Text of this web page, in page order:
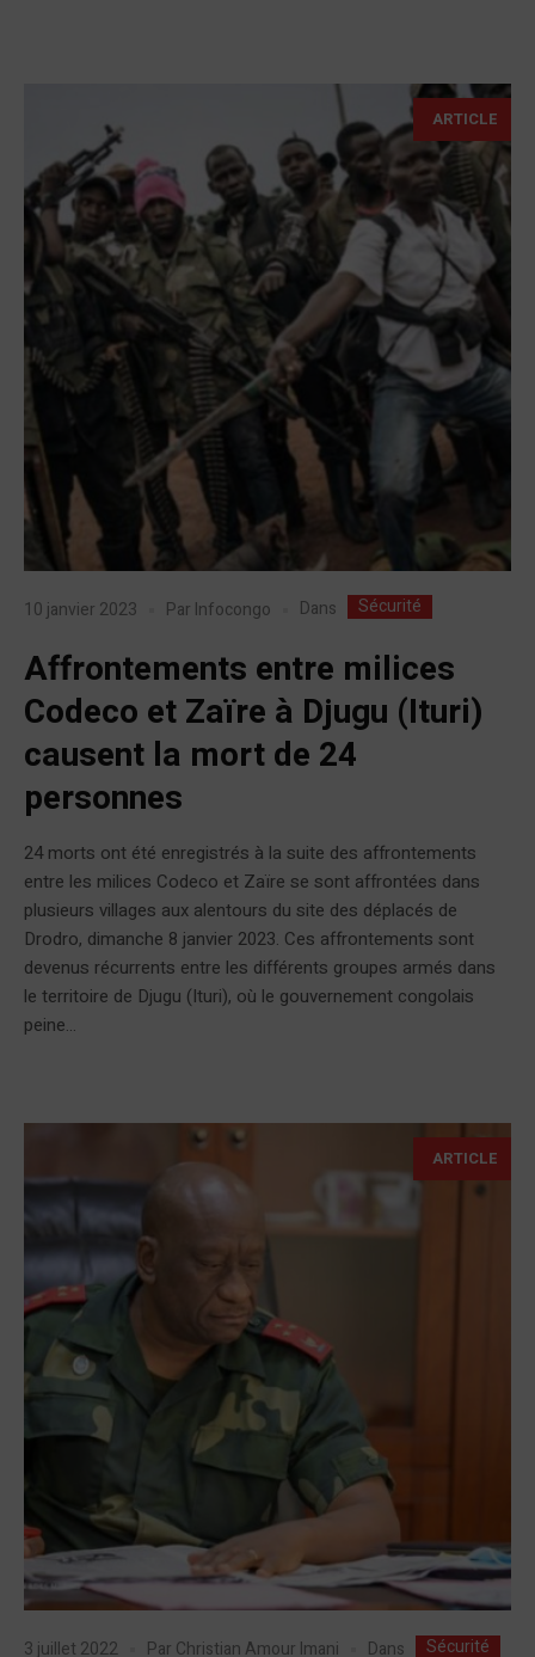
ARTICLE
10 janvier 2023 Par Infocongo Dans Sécurité
Affrontements entre milices
Codeco et Zaïre à Djugu (Ituri)
causent la mort de 24
personnes
24 morts ont été enregistrés à la suite des affrontements
entre les milices Codeco et Zaïre se sont affrontées dans
plusieurs villages aux alentours du site des déplacés de
Drodro, dimanche 8 janvier 2023. Ces affrontements sont
devenus récurrents entre les différents groupes armés dans
le territoire de Djugu (Ituri), où le gouvernement congolais
peine...
ARTICLE
3 juillet 2022 Par Christian Amour Imani Dans Sécurité